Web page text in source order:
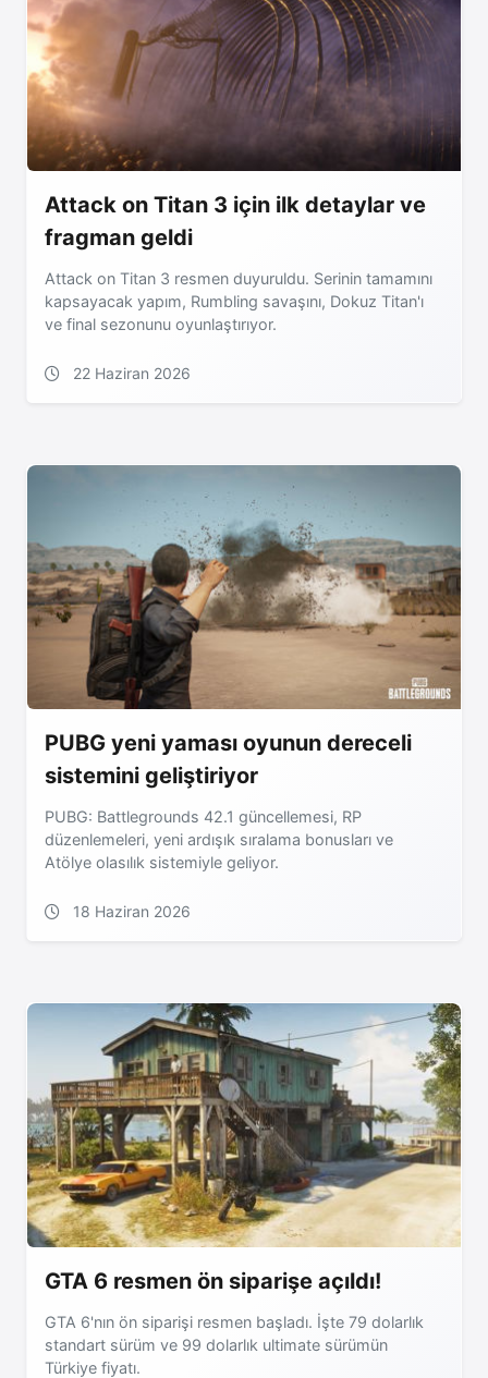
GTA 6 resmen ön siparişe açıldı!
GTA 6'nın ön siparişi resmen başladı. İşte 79 dolarlık
standart sürüm ve 99 dolarlık ultimate sürümün
Türkiye fiyatı.
Attack on Titan 3 için ilk detaylar ve
fragman geldi
Attack on Titan 3 resmen duyuruldu. Serinin tamamını
kapsayacak yapım, Rumbling savaşını, Dokuz Titan'ı
ve final sezonunu oyunlaştırıyor.
22 Haziran 2026
PUBG yeni yaması oyunun dereceli
sistemini geliştiriyor
PUBG: Battlegrounds 42.1 güncellemesi, RP
düzenlemeleri, yeni ardışık sıralama bonusları ve
Atölye olasılık sistemiyle geliyor.
18 Haziran 2026